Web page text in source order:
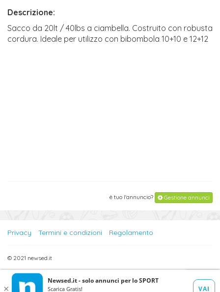
Descrizione:
Sacco da 20lt / 40lbs a ciambella. Costruito con robusta
cordura. Ideale per utilizzo con bibombola 10+10 e 12+12
è tuo l'annuncio? Gestione annunci
Privacy Termini e condizioni Regolamento
© 2021 newsed.it